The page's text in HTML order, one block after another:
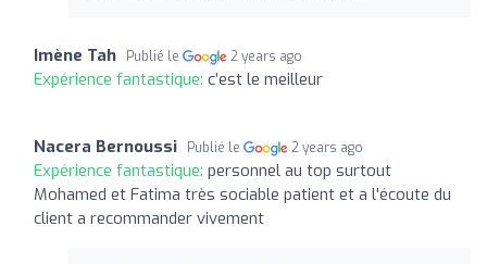
Imène Tah Publié le 2 years ago
Expérience fantastique: c’est le meilleur
Nacera Bernoussi Publié le 2 years ago
Expérience fantastique: personnel au top surtout
Mohamed et Fatima très sociable patient et a l'écoute du
client a recommander vivement